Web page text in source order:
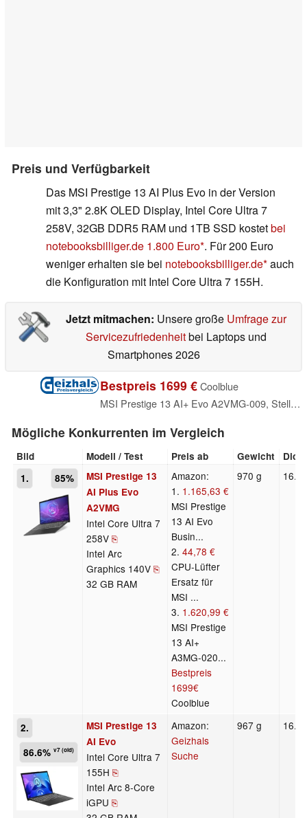
Preis und Verfügbarkeit
Das MSI Prestige 13 AI Plus Evo in der Version
mit 3,3" 2.8K OLED Display, Intel Core Ultra 7
258V, 32GB DDR5 RAM und 1TB SSD kostetbei
notebooksbilliger.de 1.800 Euro . Für 200 Euro
weniger erhalten sie bei notebooksbilliger.de auch
die Konfiguration mit Intel Core Ultra 7 155H.
Jetzt mitmachen: Unsere große Umfrage zur
Servicezufriedenheitbei Laptops und
Smartphones 2026
Bestpreis 1699 € Coolblue
MSI Prestige 13 AI+ Evo A2VMG-009, Stellar Gray, Core Ultra 7 258V, 32GB RAM, 1TB SSD, DE (0013Q3-009)
Mögliche Konkurrenten im Vergleich
Bild Modell / Test Preis ab Gewicht
1.
85%
MSI Prestige 13
AI Plus Evo
A2VMG
Intel Core Ultra 7
258V ⎘
Intel Arc
Graphics 140V ⎘
32 GB RAM
Amazon:
1. 1.165,63 €
MSI Prestige
13 AI Evo
Busin...
2.44,78 €
CPU-Lüfter
Ersatz für
MSI ...
3. 1.620,99 €
MSI Prestige
13 AI+
A3MG-020...
Bestpreis
1699€
Coolblue
970 g 16.9
2.
86.6%v7 (old)
MSI Prestige 13
AI Evo
Intel Core Ultra 7
155H ⎘
Intel Arc 8-Core
iGPU ⎘
Amazon:
Geizhals
Suche
967 g 16.9